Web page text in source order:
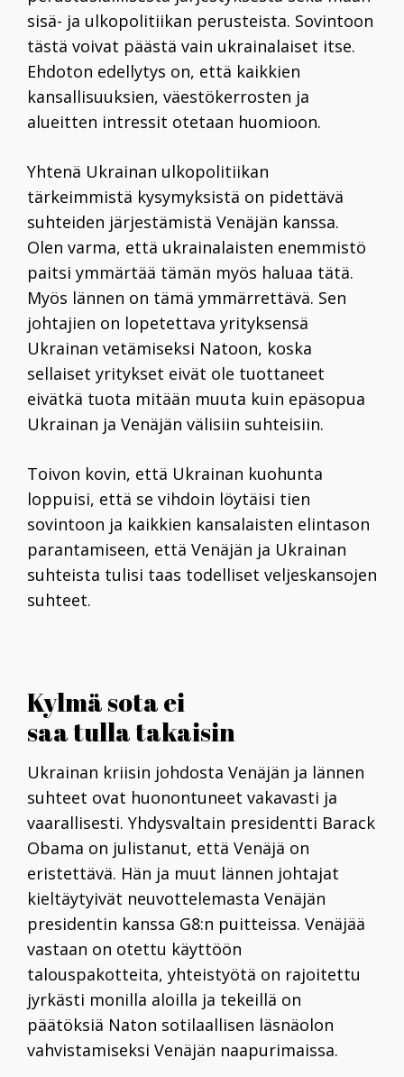
sisä- ja ulkopolitiikan perusteista. Sovintoon
tästä voivat päästä vain ukrainalaiset itse.
Ehdoton edellytys on, että kaikkien
kansallisuuksien, väestökerrosten ja
alueitten intressit otetaan huomioon.
Yhtenä Ukrainan ulkopolitiikan
tärkeimmistä kysymyksistä on pidettävä
suhteiden järjestämistä Venäjän kanssa.
Olen varma, että ­ukrainalaisten ­enemmistö
paitsi ymmärtää tämän myös haluaa tätä.
Myös lännen on tämä ymmärrettävä. Sen
johtajien on lopetettava yrityksensä
Ukrainan vetämiseksi Natoon, koska
sellaiset yritykset eivät ole tuottaneet
eivätkä tuota mitään muuta kuin epäsopua
Ukrainan ja Venäjän välisiin suhteisiin.
Toivon kovin, että Ukrainan kuohunta
loppuisi, että se vihdoin löytäisi tien
sovintoon ja kaikkien kansalaisten elintason
parantamiseen, että Venäjän ja Ukrainan
suhteista tulisi taas todelliset veljeskansojen
suhteet.
Kylmä sota ei
saa tulla takaisin
Ukrainan kriisin johdosta Venäjän ja lännen
suhteet ovat huonontuneet vakavasti ja
vaarallisesti. Yhdysvaltain presidentti Barack
Obama on julistanut, että Venäjä on
eristettävä. Hän ja muut lännen johtajat
kieltäytyivät neuvottelemasta Venäjän
presidentin kanssa G8:n puitteissa. Venäjää
vastaan on otettu käyttöön
talouspakotteita, yhteistyötä on rajoitettu
jyrkästi monilla aloilla ja tekeillä on
päätöksiä Naton sotilaallisen läsnäolon
vahvistamiseksi Venäjän naapurimaissa.